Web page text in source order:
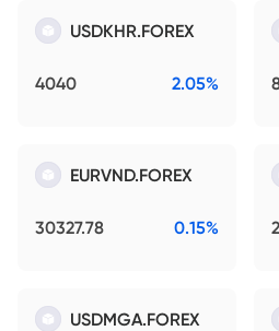
USDKHR.FOREX
4040 2.05%
EURVND.FOREX
30327.78 0.15%
USDMGA.FOREX